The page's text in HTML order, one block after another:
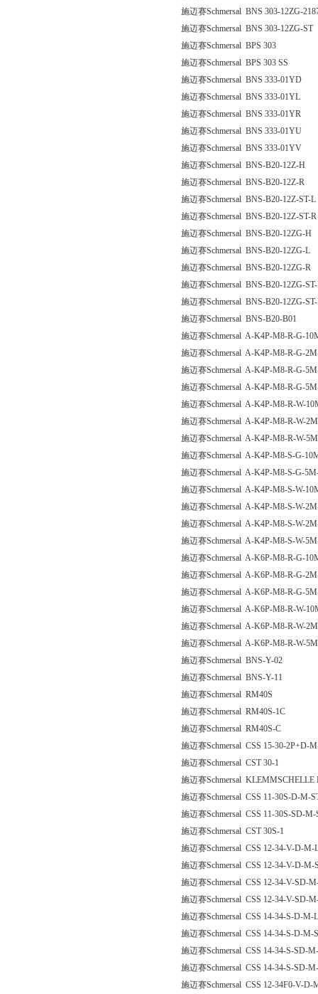
施迈赛Schmersal BNS 303-12ZG-
施迈赛Schmersal BNS 303-12ZG-ST
施迈赛Schmersal BPS 303
施迈赛Schmersal BPS 303 SS
施迈赛Schmersal BNS 333-01YD
施迈赛Schmersal BNS 333-01YL
施迈赛Schmersal BNS 333-01YR
施迈赛Schmersal BNS 333-01YU
施迈赛Schmersal BNS 333-01YV
施迈赛Schmersal BNS-B20-12Z-H
施迈赛Schmersal BNS-B20-12Z-R
施迈赛Schmersal BNS-B20-12Z-ST-L
施迈赛Schmersal BNS-B20-12Z-ST-R
施迈赛Schmersal BNS-B20-12ZG-H
施迈赛Schmersal BNS-B20-12ZG-L
施迈赛Schmersal BNS-B20-12ZG-R
施迈赛Schmersal BNS-B20-12ZG-
施迈赛Schmersal BNS-B20-12ZG-
施迈赛Schmersal BNS-B20-B01
施迈赛Schmersal A-K4P-M8-R-G-
施迈赛Schmersal A-K4P-M8-R-G-
施迈赛Schmersal A-K4P-M8-R-G-
施迈赛Schmersal A-K4P-M8-R-G-
施迈赛Schmersal A-K4P-M8-R-W-
施迈赛Schmersal A-K4P-M8-R-W-
施迈赛Schmersal A-K4P-M8-R-W-
施迈赛Schmersal A-K4P-M8-S-G-
施迈赛Schmersal A-K4P-M8-S-G-
施迈赛Schmersal A-K4P-M8-S-W-
施迈赛Schmersal A-K4P-M8-S-W-
施迈赛Schmersal A-K4P-M8-S-W-
施迈赛Schmersal A-K4P-M8-S-W-
施迈赛Schmersal A-K6P-M8-R-G-
施迈赛Schmersal A-K6P-M8-R-G-
施迈赛Schmersal A-K6P-M8-R-G-
施迈赛Schmersal A-K6P-M8-R-W-
施迈赛Schmersal A-K6P-M8-R-W-
施迈赛Schmersal A-K6P-M8-R-W-
施迈赛Schmersal BNS-Y-02
施迈赛Schmersal BNS-Y-11
施迈赛Schmersal RM40S
施迈赛Schmersal RM40S-1C
施迈赛Schmersal RM40S-C
施迈赛Schmersal CSS 15-30-2P+D-
施迈赛Schmersal CST 30-1
施迈赛Schmersal KLEMMSCHELLE
施迈赛Schmersal CSS 11-30S-D-M-
施迈赛Schmersal CSS 11-30S-SD-M-
施迈赛Schmersal CST 30S-1
施迈赛Schmersal CSS 12-34-V-D-M-
施迈赛Schmersal CSS 12-34-V-D-M-
施迈赛Schmersal CSS 12-34-V-SD-
施迈赛Schmersal CSS 12-34-V-SD-
施迈赛Schmersal CSS 14-34-S-D-M-L
施迈赛Schmersal CSS 14-34-S-D-M-
施迈赛Schmersal CSS 14-34-S-SD-
施迈赛Schmersal CSS 14-34-S-SD-
施迈赛Schmersal CSS 12-34F0-V-D-